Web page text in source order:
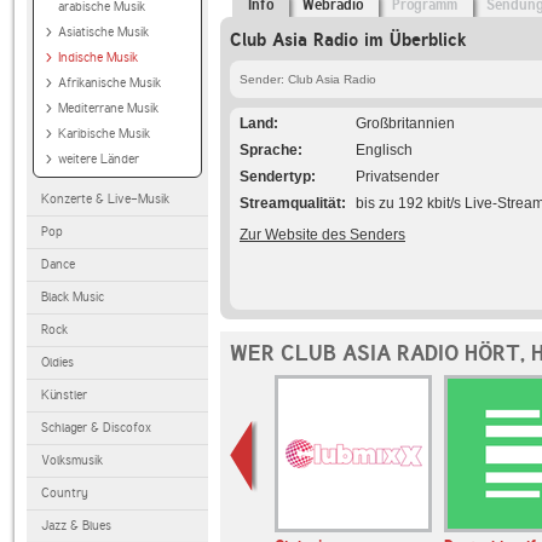
arabische Musik
Asiatische Musik
Indische Musik
Afrikanische Musik
Mediterrane Musik
Karibische Musik
weitere Länder
Konzerte & Live-Musik
Pop
Dance
Black Music
Rock
Oldies
Künstler
Schlager & Discofox
Volksmusik
Country
Jazz & Blues
Info Webradio Programm
Club Asia Radio im Überblick
Sender: Club Asia Radio
Land
Großbritannien
Sprache
Englisch
Sendertyp
Privatsender
Streamqualität
bis zu 192 kbit/s Live-
Zur Website des Senders
WER CLUB ASIA RADIO HÖRT,